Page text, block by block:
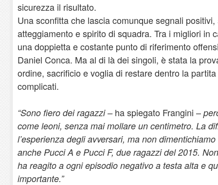
sicurezza il risultato.
Una sconfitta che lascia comunque segnali
atteggiamento e spirito di squadra. Tra i migliori in
una doppietta e costante punto di riferimento
Daniel Conca. Ma al di là dei singoli, è stata la
ordine, sacrificio e voglia di restare dentro la
complicati.
“Sono fiero dei ragazzi – ha spiegato Frangini –
come leoni, senza mai mollare un centimetro. La
l’esperienza degli avversari, ma non
anche Pucci A e Pucci F, due ragazzi del 2015.
ha reagito a ogni episodio negativo a testa alta e
importante.”